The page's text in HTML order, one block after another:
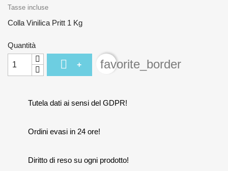
Tasse incluse
Colla Vinilica Pritt 1 Kg
Quantità
 + favorite_border
Tutela dati ai sensi del GDPR!
Ordini evasi in 24 ore!
Diritto di reso su ogni prodotto!